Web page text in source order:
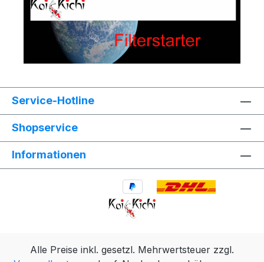
Service-Hotline
Shopservice
Informationen
Alle Preise inkl. gesetzl. Mehrwertsteuer zzgl.